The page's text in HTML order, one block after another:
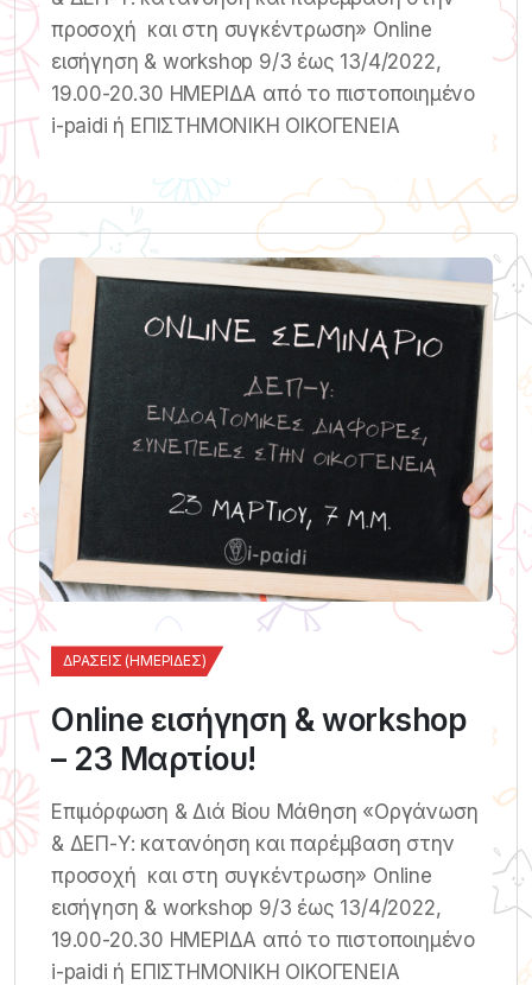
προσοχή και στη συγκέντρωση» Online
εισήγηση & workshop 9/3 έως 13/4/2022,
19.00-20.30 ΗΜΕΡΙΔΑ από το πιστοποιημένο
i-paidi ή ΕΠΙΣΤΗΜΟΝΙΚΗ ΟΙΚΟΓΕΝΕΙΑ
ΔΡΆΣΕΙΣ (ΗΜΕΡΊΔΕΣ)
Online εισήγηση & workshop
– 23 Μαρτίου!
Επιμόρφωση & Διά Βίου Μάθηση «Οργάνωση
& ΔΕΠ-Υ: κατανόηση και παρέμβαση στην
προσοχή και στη συγκέντρωση» Online
εισήγηση & workshop 9/3 έως 13/4/2022,
19.00-20.30 ΗΜΕΡΙΔΑ από το πιστοποιημένο
i-paidi ή ΕΠΙΣΤΗΜΟΝΙΚΗ ΟΙΚΟΓΕΝΕΙΑ